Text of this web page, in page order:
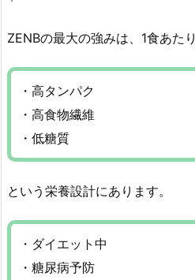
ZENBの最大の強みは、1食あたり
・高タンパク
・高食物繊維
・低糖質
という栄養設計にあります。
・ダイエット中
・糖尿病予防